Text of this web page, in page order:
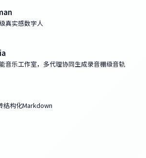
真实感数字人
音乐工作室，多代理协同生成录音棚级音轨
结构化Markdown